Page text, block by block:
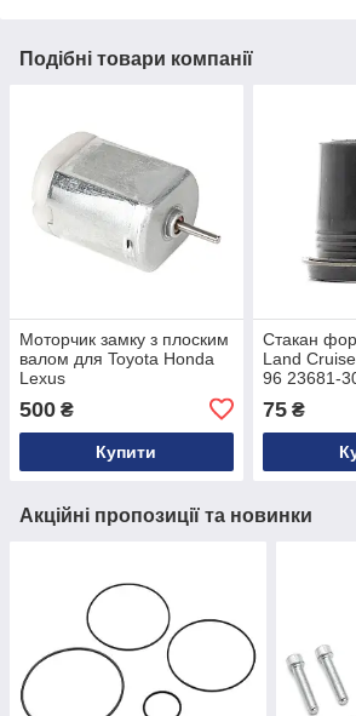
Подібні товари компанії
Моторчик замку з плоским
валом для Toyota Honda
Lexus
500 ₴
Купити
Стакан
Land
96 23681-
75₴
Акційні пропозиції та новинки